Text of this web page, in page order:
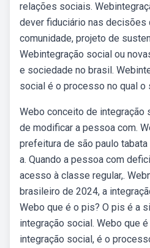
relações sociais.
dever fiduciário nas decisões
comunidade, projeto de
Webintegração social ou
e sociedade no brasil.
social é o processo no qual o
Webo conceito de integração
de modificar a pessoa com.
prefeitura de são paulo
a. Quando a pessoa com
acesso à classe regular,.
brasileiro de 2024, a
Webo que é o pis? O pis é a
integração social. Webo que
integração social, é o